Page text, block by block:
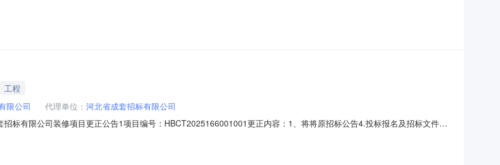
2025-06-23公示截止日期：2025-06-251.中标候选人名单序号中标候选人单位名称投标价格评标价格质量
工程
限公司 代理单位： 河北省成套招标有限公司
标有限公司装修项目更正公告1项目编号：HBCT2025166001001更正内容：1、将将原招标公告4.投标报名及招标文件的